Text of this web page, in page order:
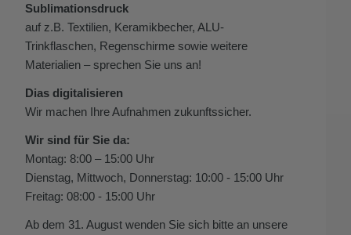
Sublimationsdruck
auf z.B. Textilien, Keramikbecher, ALU-
Trinkflaschen, Regenschirme sowie weitere
Materialien – sprechen Sie uns an!
Dias digitalisieren
Wir machen Ihre Aufnahmen zukunftssicher.
Wir sind für Sie da:
Montag: 8:00 – 15:00 Uhr
Dienstag, Mittwoch, Donnerstag: 10:00 - 15:00 Uhr
Freitag: 08:00 - 15:00 Uhr
Ab dem 31. August wenden Sie sich bitte an unsere